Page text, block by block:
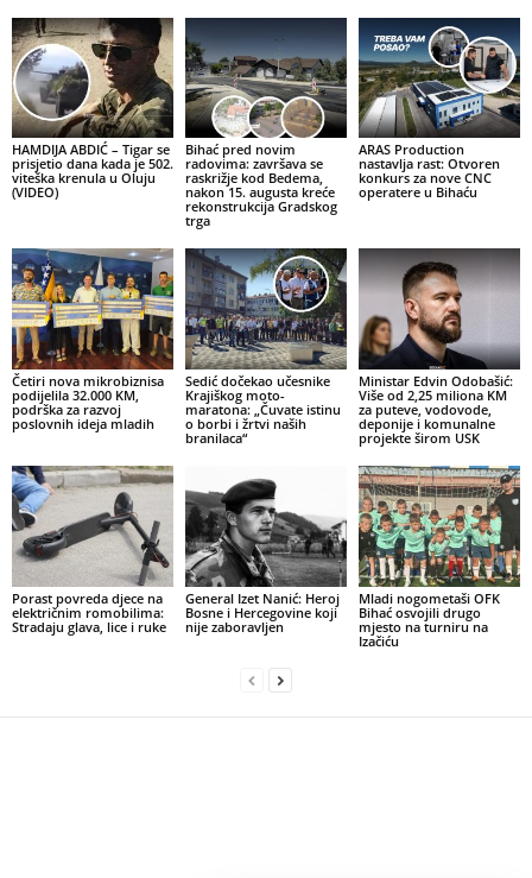
HAMDIJA ABDIĆ – Tigar se
prisjetio dana kada je 502.
viteška krenula u Oluju
(VIDEO)
Bihać pred novim
radovima: završava se
raskrižje kod Bedema,
nakon 15. augusta kreće
rekonstrukcija Gradskog
trga
ARAS Production
nastavlja rast: Otvoren
konkurs za nove CNC
operatere u Bihaću
Četiri nova mikrobiznisa
podijelila 32.000 KM,
podrška za razvoj
poslovnih ideja mladih
Sedić dočekao učesnike
Krajiškog moto-
maratona: „Čuvate istinu
o borbi i žrtvi naših
branilaca“
Ministar Edvin Odobašić:
Više od 2,25 miliona KM
za puteve, vodovode,
deponije i komunalne
projekte širom USK
Porast povreda djece na
električnim romobilima:
Stradaju glava, lice i ruke
General Izet Nanić: Heroj
Bosne i Hercegovine koji
nije zaboravljen
Mladi nogometaši OFK
Bihać osvojili drugo
mjesto na turniru na
Izačiću